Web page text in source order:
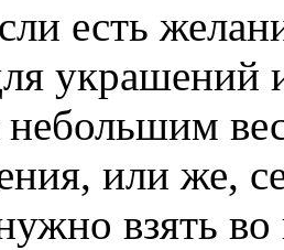
есть
украшений
небольшим
или же,
взять